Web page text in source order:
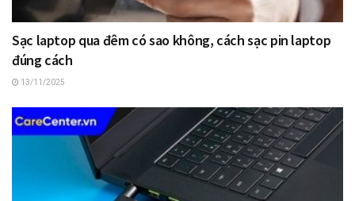
Sạc laptop qua đêm có sao không, cách sạc pin laptop
đúng cách
13/11/2025